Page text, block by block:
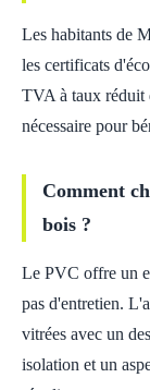
Les habitants de
les certificats
TVA à taux réduit
nécessaire pour
Comment
bois ?
Le PVC offre un
pas d'entretien.
vitrées avec un
isolation et un